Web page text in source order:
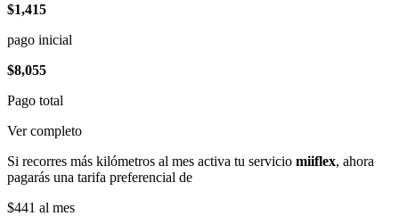
$1,415
pago inicial
$8,055
Pago total
Ver completo
Si recorres más kilómetros al mes activa tu servicio miiflex, ahora
pagarás una tarifa preferencial de
$441 al mes